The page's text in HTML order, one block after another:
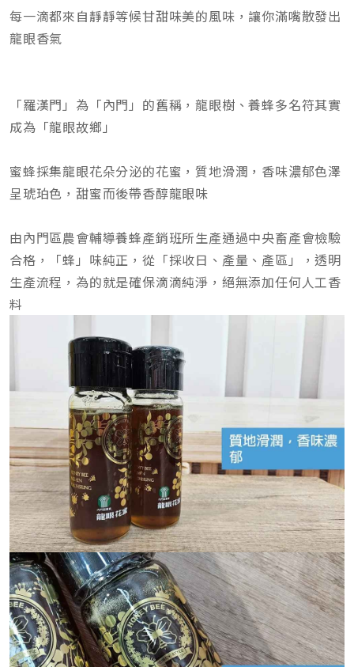
每一滴都來自靜靜等候甘甜味美的風味，讓你滿嘴散發出
龍眼香氣
「羅漢門」為「內門」的舊稱，龍眼樹、養蜂多名符其實
成為「龍眼故鄉」
蜜蜂採集龍眼花朵分泌的花蜜，質地滑潤，香味濃郁色澤
呈琥珀色，甜蜜而後帶香醇龍眼味
由內門區農會輔導養蜂產銷班所生產通過中央畜產會檢驗
合格，「蜂」味純正，從「採收日、產量、產區」，透明
生產流程，為的就是確保滴滴純淨，絕無添加任何人工香
料